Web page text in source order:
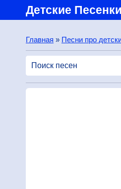
Детские Песенки
Главная » Песни про